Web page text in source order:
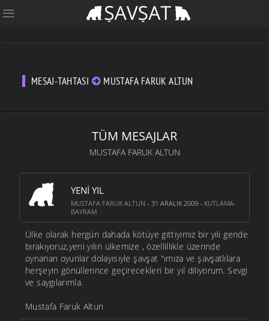
MESAJ-TAHTASI MUSTAFA FARUK ALTUN
TÜM MESAJLAR
MUSTAFA FARUK ALTUN
YENI YIL
MUSTAFA FARUK ALTUN - 31 ARALIK 2009 - KUTLAMA-
BAYRAM
Ülke olarak hergün dahada kötüye gittiyimiz bir yılı geride
bırakıyoruz,yeni yılın ülkemize , özellillikle üzerinde
oynanan oyunlar dolayısıyle şavşat "ımıza ve şavşatlılara
herşeyin gönüllerince geçirecekleri bir yıl diliyorum. Sevgi
ve saygılarımla.
Mustafa Faruk Altun